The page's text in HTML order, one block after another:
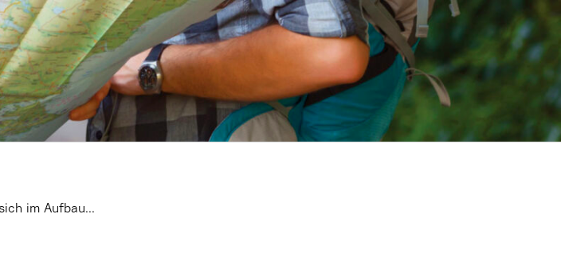
im Aufbau...